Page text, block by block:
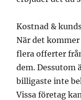
Kostnad &
När det
flera offerter
dem. Dessutom
billigaste inte
Vissa företag